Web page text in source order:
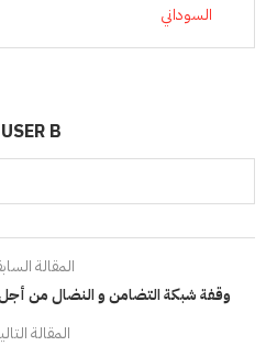
السوداني
USER B
المقالة
وقفة شبكة التضامن و النضال من
المقالة